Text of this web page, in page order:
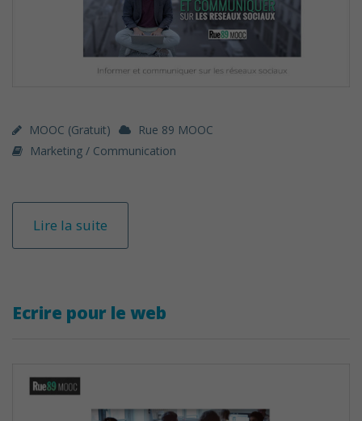
MOOC (gratuit)
Rue 89 MOOC
Marketing / Communication
Lire la suite
Ecrire pour le web